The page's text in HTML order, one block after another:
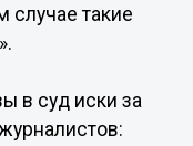
случае такие
в суд иски за